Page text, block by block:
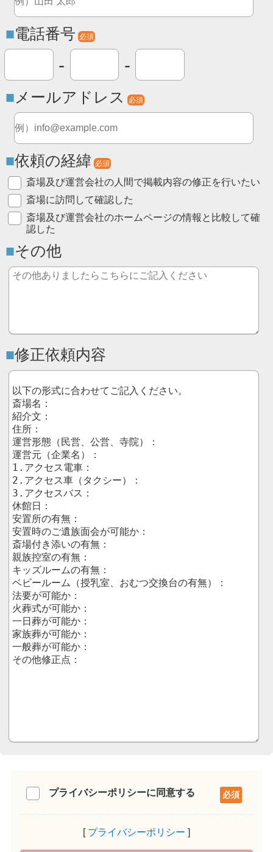
電話番号 必須
- -
メールアドレス 必須
依頼の経緯 必須
斎場及び運営会社の人間で掲載内容の修正を行いたい
斎場に訪問して確認した
斎場及び運営会社のホームページの情報と比較して確
認した
その他
修正依頼内容
プライバシーポリシーに同意する
プライバシーポリシー